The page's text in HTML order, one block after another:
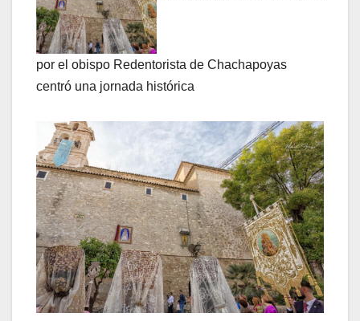
por el obispo Redentorista de Chachapoyas
centró una jornada histórica